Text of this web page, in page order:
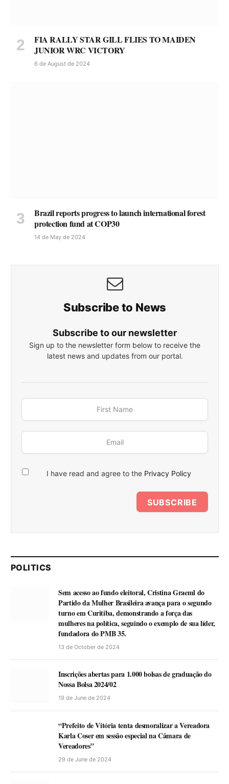
FIA RALLY STAR GILL FLIES TO MAIDEN
JUNIOR WRC VICTORY
6 de August de 2024
Brazil reports progress to launch international forest
protection fund at COP30
14 de May de 2024
Subscribe to News
Subscribe to our newsletter
Sign up to the newsletter form below to receive the
latest news and updates from our portal.
I have read and agree to the Privacy Policy
SUBSCRIBE
POLITICS
Sem acesso ao fundo eleitoral, Cristina Graeml do
Partido da Mulher Brasileira avança para o segundo
turno em Curitiba, demonstrando a força das
mulheres na política, seguindo o exemplo de sua líder,
fundadora do PMB 35.
13 de October de 2024
Inscrições abertas para 1.000 bolsas de graduação do
Nossa Bolsa 2024/02
19 de June de 2024
“Prefeito de Vitória tenta desmoralizar a Vereadora
Karla Coser em sessão especial na Câmara de
Vereadores”
29 de June de 2024